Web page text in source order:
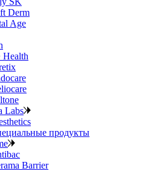
Derm
Age
Health
Labs
продукты
Barrier